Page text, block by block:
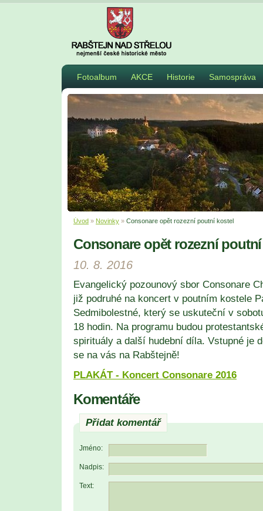
Fotoalbum AKCE Historie Samospráva
Úvod » Novinky » Consonare opět rozezní poutní kostel
Consonare opět rozezní
10. 8. 2016
Evangelický pozounový sbor Consonare
již podruhé na koncert v poutním kostele
Sedmibolestné, který se uskuteční v
18 hodin. Na programu budou
spirituály a další hudební díla. Vstupné je
se na vás na Rabštejně!
PLAKÁT - Koncert Consonare 2016
Komentáře
Přidat komentář
Jméno:
Nadpis:
Text: